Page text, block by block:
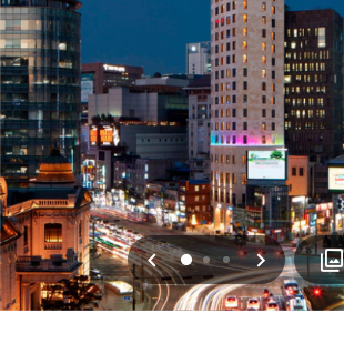
上一页
012 下一页